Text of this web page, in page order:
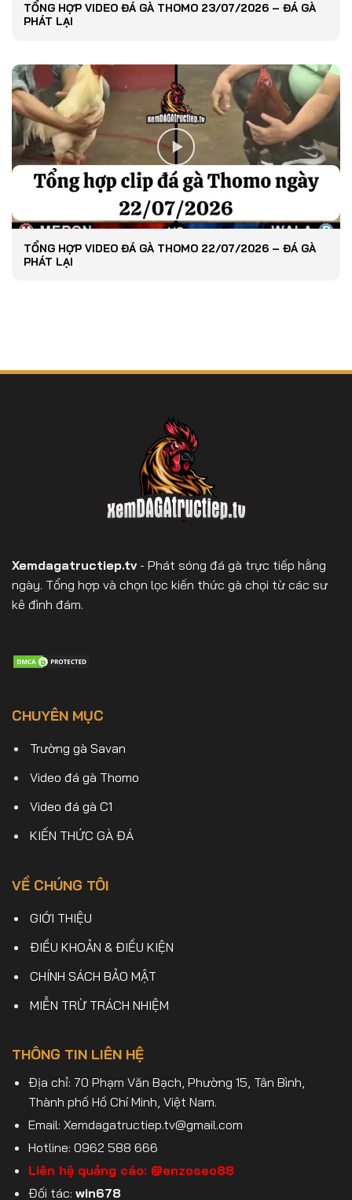
TỔNG HỢP VIDEO ĐÁ GÀ THOMO 23/07/2026 – ĐÁ GÀ
PHÁT LẠI
TỔNG HỢP VIDEO ĐÁ GÀ THOMO 22/07/2026 – ĐÁ GÀ
PHÁT LẠI
Xemdagatructiep.tv- Phát sóng đá gà trực tiếp hằng
ngày. Tổng hợp và chọn lọc kiến thức gà chọi từ các sư
kê đình đám.
CHUYÊN MỤC
Trường gà Savan
Video đá gà Thomo
Video đá gà C1
KIẾN THỨC GÀ ĐÁ
VỀ CHÚNG TÔI
GIỚI THIỆU
ĐIỀU KHOẢN & ĐIỀU KIỆN
CHÍNH SÁCH BẢO MẬT
MIỄN TRỪ TRÁCH NHIỆM
THÔNG TIN LIÊN HỆ
Địa chỉ: 70 Phạm Văn Bạch, Phường 15, Tân Bình,
Thành phố Hồ Chí Minh, Việt Nam.
Email: Xemdagatructiep.tv@gmail.com
Hotline: 0962 588 666
Liên hệ quảng cáo: @enzoseo88
Đối tác: win678